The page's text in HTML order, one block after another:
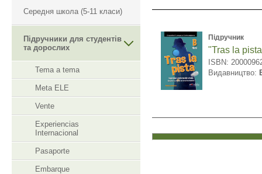
Середня школа (5-11 класи)
Підручники для студентів
та дорослих
Tema a tema
Meta ELE
Vente
Experiencias
Internacional
Pasaporte
Embarque
Підручник
"Tras la
ISBN:
Видавництво: